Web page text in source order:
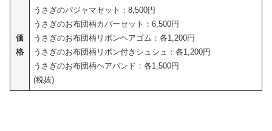
価
格
うさぎのパジャマセット：8,500円
うさぎのお布団柄カバーセット：6,500円
うさぎのお布団柄リボンヘアゴム：各1,200円
うさぎのお布団柄リボン付きシュシュ：各1,200円
うさぎのお布団柄ヘアバンド：各1,500円
(税抜)